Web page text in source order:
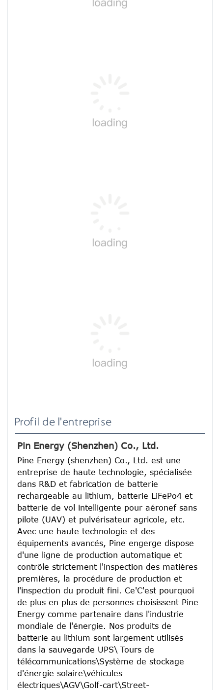
Profil de l'entreprise
Pin Energy (Shenzhen) Co., Ltd.
Pine Energy (shenzhen) Co., Ltd. est une
entreprise de haute technologie, spécialisée
dans R&D et fabrication de batterie
rechargeable au lithium, batterie LiFePo4 et
batterie de vol intelligente pour aéronef sans
pilote (UAV) et pulvérisateur agricole, etc.
Avec une haute technologie et des
équipements avancés, Pine engerge dispose
d'une ligne de production automatique et
contrôle strictement l'inspection des matières
premières, la procédure de production et
l'inspection du produit fini. Ce'C'est pourquoi
de plus en plus de personnes choisissent Pine
Energy comme partenaire dans l'industrie
mondiale de l'énergie. Nos produits de
batterie au lithium sont largement utilisés
dans la sauvegarde UPS\ Tours de
télécommunications\Système de stockage
d'énergie solaire\véhicules
électriques\AGV\Golf-cart\Street-